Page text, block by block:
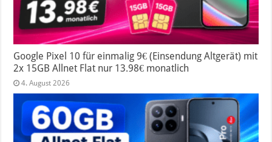
Google Pixel 10 für einmalig 9€ (Einsendung Altgerät) mit
2x 15GB Allnet Flat nur 13.98€ monatlich
4. August 2026